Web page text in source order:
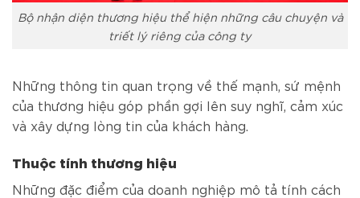
Bộ nhận diện thương hiệu thể hiện những câu chuyện và
triết lý riêng của công ty
Những thông tin quan trọng về thế mạnh, sứ mệnh
của thương hiệu góp phần gợi lên suy nghĩ, cảm xúc
và xây dựng lòng tin của khách hàng.
Thuộc tính thương hiệu
Những đặc điểm của doanh nghiệp mô tả tính cách